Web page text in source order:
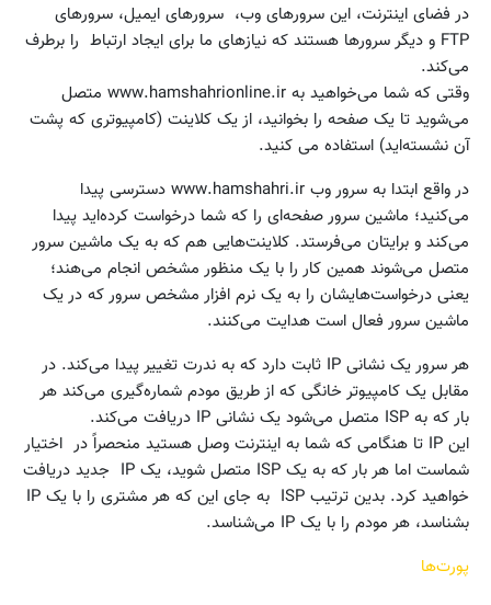
در فضای اینترنت، این سرورهای وب، ‌ سرورهای ایمیل، سرورهای
FTP و دیگر سرورها هستند که نیازهای ما برای ایجاد ارتباط را برطرف
می‌کند.
وقتی که شما می‌خواهید به www.hamshahrionline.ir متصل
می‌شوید تا یک صفحه را بخوانید، از یک کلاینت (کامپیوتری که پشت
آن نشسته‌اید) استفاده می ‌کنید.
در واقع ابتدا به سرور وب www.hamshahri.ir دسترسی پیدا
می‌کنید؛ ماشین سرور صفحه‌ای را که شما درخواست کرده‌اید پیدا
می‌کند و برایتان می‌فرستد. کلاینت‌هایی هم که به یک ماشین سرور
متصل می‌شوند همین کار را با یک منظور مشخص انجام می‌هند؛
یعنی درخواست‌هایشان را به یک نرم افزار مشخص سرور که در یک
ماشین سرور فعال است هدایت می‌کنند.
هر سرور یک نشانی IP ثابت دارد که به ندرت تغییر پیدا می‌کند. در
مقابل یک کامپیوتر خانگی که از طریق مودم شماره‌گیری می‌کند هر
بار که به ISP متصل می‌شود یک نشانی IP دریافت می‌کند.
این IP تا هنگامی که شما به اینترنت وصل هستید منحصراً در اختیار
شماست اما هر بار که به یک ISP متصل شوید، یک IP جدید دریافت
خواهید کرد. بدین ترتیب ISP به جای این که هر مشتری را با یک IP
بشناسد، هر مودم را با یک IP می‌شناسد.
پورت‌ها